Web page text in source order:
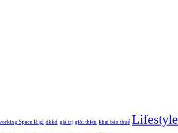
Space là gì dkkd giá trị giới thiệu khai báo thuế Lifestyle